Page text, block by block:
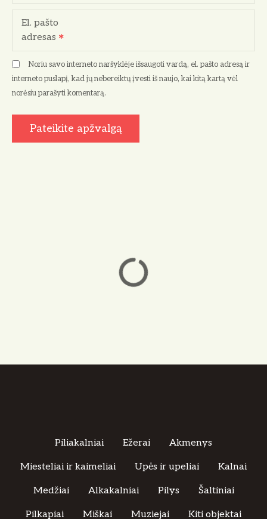
El. pašto
adresas
Noriu savo interneto naršyklėje išsaugoti vardą, el. pašto adresą ir
interneto puslapį, kad jų nebereiktų įvesti iš naujo, kai kitą kartą vėl
norėsiu parašyti komentarą.
Piliakalniai Ežerai Akmenys
Miesteliai ir kaimeliai Upės ir upeliai Kalnai
Medžiai Alkakalniai Pilys Šaltiniai
Pilkapiai Miškai Muziejai Kiti objektai